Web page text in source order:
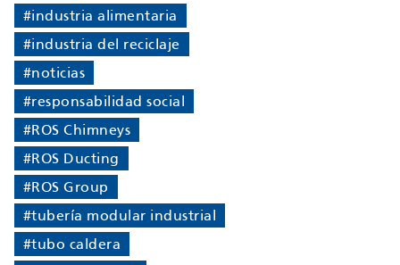
#industria alimentaria
#industria del reciclaje
#noticias
#responsabilidad social
#ROS Chimneys
#ROS Ducting
#ROS Group
#tubería modular industrial
#tubo caldera